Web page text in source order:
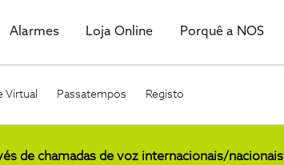
Alarmes Loja Online Porquê a NOS
Virtual Passatempos Registo
de chamadas de voz internacionais/nacionais